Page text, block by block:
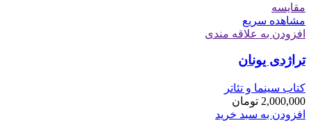
مقایسه
مشاهده سریع
افزودن به علاقه مندی
تراژدی یونان
کتاب سینما و تئاتر
2,000,000 تومان
افزودن به سبد خرید